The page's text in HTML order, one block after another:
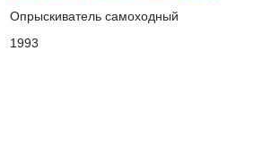
Опрыскиватель самоходный
1993